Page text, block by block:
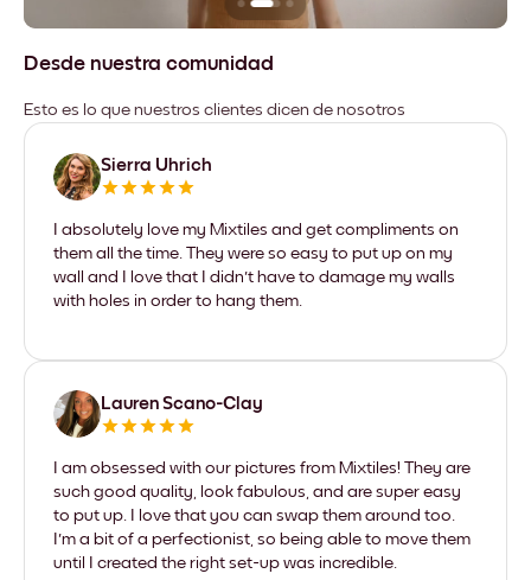
Desde nuestra comunidad
Esto es lo que nuestros clientes dicen de nosotros
Sierra Uhrich
I absolutely love my Mixtiles and get compliments on
them all the time. They were so easy to put up on my
wall and I love that I didn't have to damage my walls
with holes in order to hang them.
Lauren Scano-Clay
I am obsessed with our pictures from Mixtiles! They are
such good quality, look fabulous, and are super easy
to put up. I love that you can swap them around too.
I'm a bit of a perfectionist, so being able to move them
until I created the right set-up was incredible.